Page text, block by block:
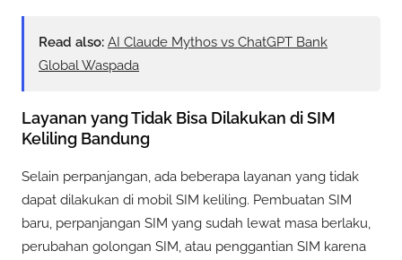
Read also: AI Claude Mythos vs ChatGPT Bank
Global Waspada
Layanan yang Tidak Bisa Dilakukan di SIM
Keliling Bandung
Selain perpanjangan, ada beberapa layanan yang tidak
dapat dilakukan di mobil SIM keliling. Pembuatan SIM
baru, perpanjangan SIM yang sudah lewat masa berlaku,
perubahan golongan SIM, atau penggantian SIM karena